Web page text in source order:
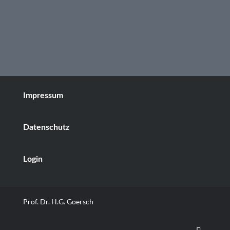
Impressum
Datenschutz
Login
Prof. Dr. H.G. Goersch